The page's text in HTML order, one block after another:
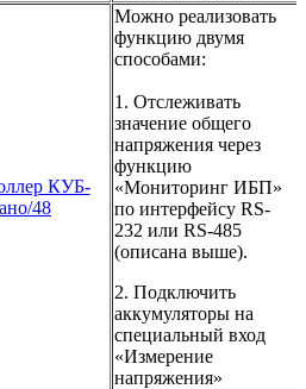
КУБ-
48
Можно реализовать
функцию двумя
способами:
1. Отслеживать
значение общего
напряжения через
функцию
«Мониторинг ИБП»
по интерфейсу RS-
232 или RS-485
(описана выше).
2. Подключить
аккумуляторы на
специальный вход
«Измерение
напряжения»